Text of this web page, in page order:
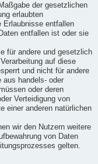
der gesetzlichen
erlaubten
Erlaubnisse entfallen
entfallen ist oder sie
für andere und gesetzlich
auf diese
und nicht für andere
handels- oder
oder deren
Verteidigung von
einer anderen natürlichen
wir den Nutzern weitere
von Daten
gelten.